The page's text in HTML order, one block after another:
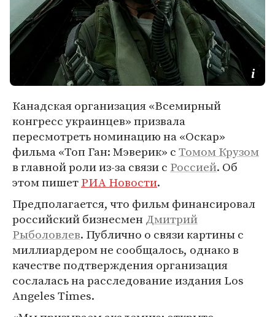
Канадская организация «Всемирный
конгресс украинцев» призвала
пересмотреть номинацию на «Оскар»
фильма «Топ Ган: Мэверик» сТомом Крузом
в главной роли из-за связи с Россией. Об
этом пишетРИА Новости.
Предполагается, что фильм финансировал
российский бизнесменДмитрий
Рыболовлев. Публично о связи картины с
миллиардером не сообщалось, однако в
качестве подтверждения организация
сослалась на расследование издания Los
Angeles Times.